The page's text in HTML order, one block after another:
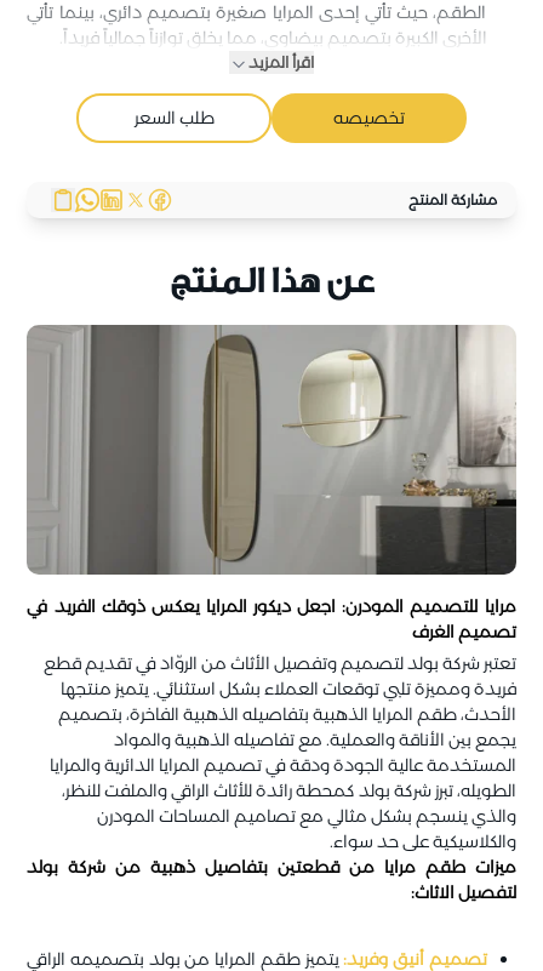
الطقم، حيث تأتي إحدى المرايا صغيرة بتصميم دائري، بينما تأتي
الأخرى الكبيرة بتصميم بيضاوي، مما يخلق توازناً جمالياً فريداً.
اقرأ المزيد
تخصيصه طلب السعر
مشاركة المنتج
عن هذا المنتج
مرايا للتصميم المودرن: اجعل ديكور المرايا يعكس ذوقك الفريد في
تصميم الغرف
تعتبر شركة بولد لتصميم وتفصيل الأثاث من الروّاد في تقديم قطع
فريدة ومميزة تلبي توقعات العملاء بشكل استثنائي. يتميز منتجها
الأحدث، طقم المرايا الذهبية بتفاصيله الذهبية الفاخرة، بتصميم
يجمع بين الأناقة والعملية. مع تفاصيله الذهبية والمواد
المستخدمة عالية الجودة ودقة في تصميم المرايا الدائرية والمرايا
الطويله، تبرز شركة بولد كمحطة رائدة للأثاث الراقي والملفت للنظر،
والذي ينسجم بشكل مثالي مع تصاميم المساحات المودرن
والكلاسيكية على حد سواء.
ميزات طقم مرايا من قطعتين بتفاصيل ذهبية من شركة بولد
لتفصيل الاثاث:
تصميم أنيق وفريد: يتميز طقم المرايا من بولد بتصميمه الراقي